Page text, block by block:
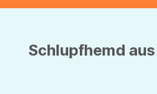
Schlupfhemd